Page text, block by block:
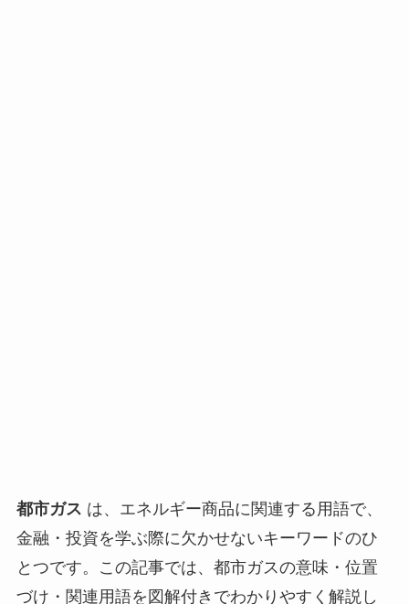
都市ガス は、エネルギー商品に関連する用語で、
金融・投資を学ぶ際に欠かせないキーワードのひ
とつです。この記事では、都市ガスの意味・位置
づけ・関連用語を図解付きでわかりやすく解説し